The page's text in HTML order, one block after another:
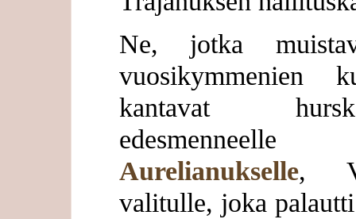
Ne, jotka
vuosikymmenien
kantavat
Aurelianukselle,
valitulle, joka